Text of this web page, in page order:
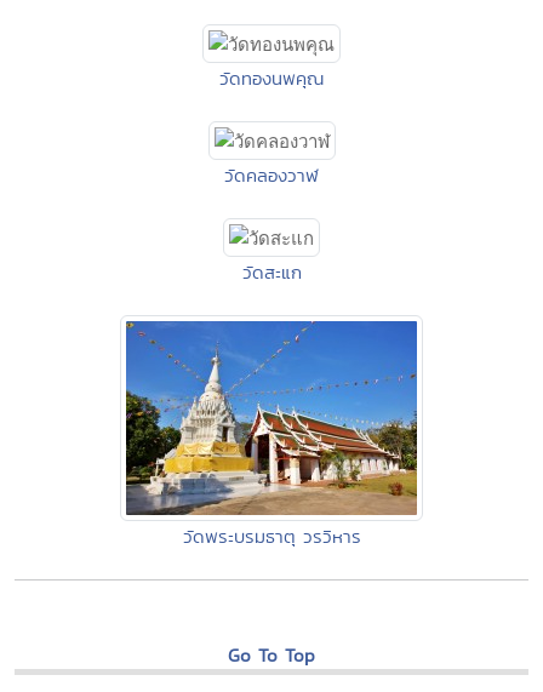
วัดทองนพคุณ
วัดคลองวาฬ
วัดสะแก
วัดพระบรมธาตุ วรวิหาร
Go To Top